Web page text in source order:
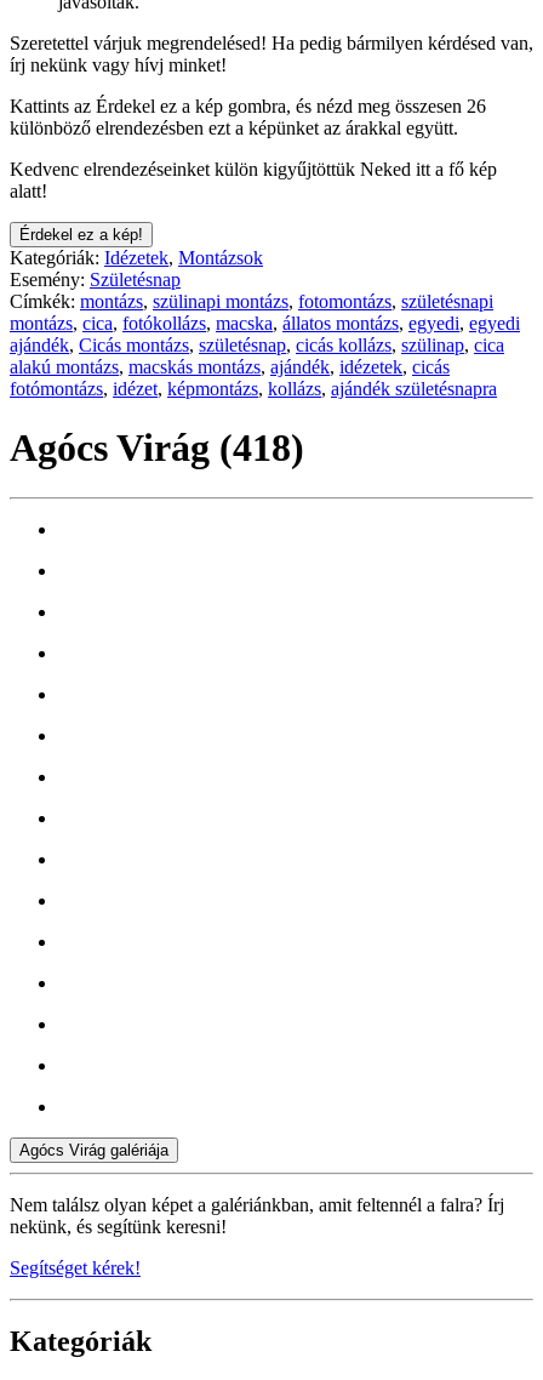
Szeretettel várjuk megrendelésed! Ha pedig bármilyen kérdésed van,
írj nekünk vagy hívj minket!
Kattints az Érdekel ez a kép gombra, és nézd meg összesen 26
különböző elrendezésben ezt a képünket az árakkal együtt.
Kedvenc elrendezéseinket külön kigyűjtöttük Neked itt a fő kép
alatt!
Érdekel ez a kép!
Kategóriák: Idézetek, Montázsok
Esemény: Születésnap
Címkék: montázs, szülinapi montázs, fotomontázs, születésnapi
montázs, cica, fotókollázs, macska, állatos montázs, egyedi, egyedi
ajándék, Cicás montázs, születésnap, cicás kollázs, szülinap, cica
alakú montázs, macskás montázs, ajándék, idézetek, cicás
fotómontázs, idézet, képmontázs, kollázs, ajándék születésnapra
Agócs Virág (418)
Agócs Virág galériája
Nem találsz olyan képet a galériánkban, amit feltennél a falra? Írj
nekünk, és segítünk keresni!
Segítséget kérek!
Kategóriák